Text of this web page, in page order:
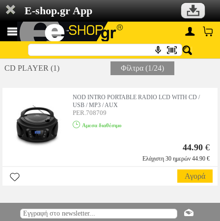
E-shop.gr App
CD PLAYER (1) Φίλτρα (1/24)
NOD INTRO PORTABLE RADIO LCD WITH CD /
USB / MP3 / AUX
PER.708709
Αμεσα διαθέσιμο
44.90 €
Ελάχιστη 30 ημερών 44.90 €
Αγορά